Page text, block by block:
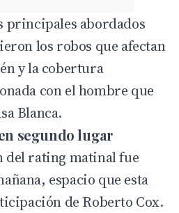
principales abordados
los robos que afectan
y la cobertura
con el hombre que
Blanca.
segundo lugar
del rating matinal fue
espacio que esta
de Roberto Cox.